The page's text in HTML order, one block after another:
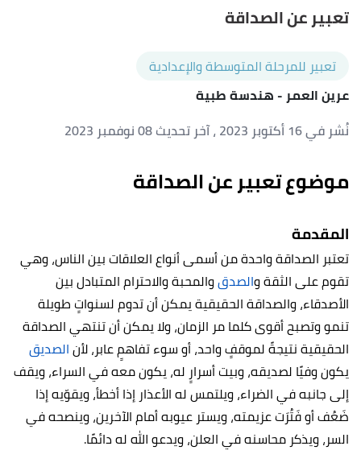
تعبير عن الصداقة
تعبير للمرحلة المتوسطة والإعدادية
عرين العمر- هندسة طبية
نُشر في 16 أكتوبر 2023
، آخر تحديث 08 نوفمبر 2023
موضوع تعبير عن الصداقة
المقدمة
تعتبر الصداقة واحدة من أسمى أنواع العلاقات بين الناس، وهي
تقوم على الثقة والصدقوالمحبة والاحترام المتبادل بين
الأصدقاء، والصداقة الحقيقية يمكن أن تدوم لسنواتٍ طويلة
تنمو وتصبح أقوى كلما مر الزمان، ولا يمكن أن تنتهي الصداقة
الحقيقية نتيجةً لموقفٍ واحد، أو سوء تفاهمٍ عابر، لأنالصديق
يكون وفيًا لصديقه، وبيت أسرارٍ له، يكون معه في السراء، ويقف
إلى جانبه في الضراء، ويلتمس له الأعذار إذا أخطأ، ويقوّيه إذا
ضَعُف أو فَتُرَت عزيمته، ويستر عيوبه أمام الآخرين، وينصحه في
السر، ويذكر محاسنه في العلن، ويدعو الله له دائمًا.